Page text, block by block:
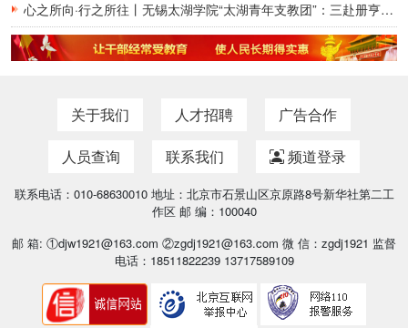
心之所向·行之所往丨无锡太湖学院“太湖青年支教团”：三赴册亨，十年之约再启盛夏
关于我们 人才招聘
广告合作
人员查询
联系我们 频道登录
联系电话：010-68630010 地址：北京市石景山区京原路8号新华社第二工
作区 邮 编：100040
邮 箱: ①djw1921@163.com ②zgdj1921@163.com 微 信：zgdj1921 监督
电话：18511822239 13717589109